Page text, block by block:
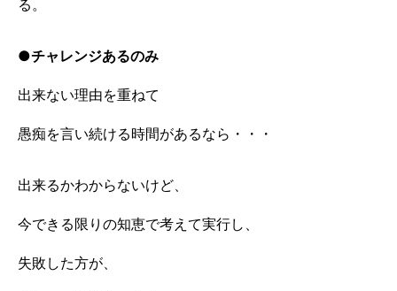
る。
●チャレンジあるのみ
出来ない理由を重ねて
愚痴を言い続ける時間があるなら・・・
出来るかわからないけど、
今できる限りの知恵で考えて実行し、
失敗した方が、